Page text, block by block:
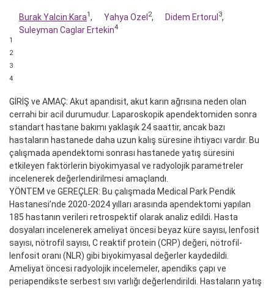
Burak Yalcin Kara1 , Yahya Ozel2, Didem Ertorul3,
Suleyman Caglar Ertekin4
1
2
3
4
GİRİŞ ve AMAÇ: Akut apandisit, akut karın ağrısına neden olan
cerrahi bir acil durumudur. Laparoskopik apendektomiden sonra
standart hastane bakımı yaklaşık 24 saattir, ancak bazı
hastaların hastanede daha uzun kalış süresine ihtiyacı vardır. Bu
çalışmada apendektomi sonrası hastanede yatış süresini
etkileyen faktörlerin biyokimyasal ve radyolojik parametreler
incelenerek değerlendirilmesi amaçlandı.
YÖNTEM ve GEREÇLER: Bu çalışmada Medical Park Pendik
Hastanesi’nde 2020-2024 yılları arasında apendektomi yapılan
185 hastanın verileri retrospektif olarak analiz edildi. Hasta
dosyaları incelenerek ameliyat öncesi beyaz küre sayısı, lenfosit
sayısı, nötrofil sayısı, C reaktif protein (CRP) değeri, nötrofil-
lenfosit oranı (NLR) gibi biyokimyasal değerler kaydedildi.
Ameliyat öncesi radyolojik incelemeler, apendiks çapı ve
periapendikste serbest sıvı varlığı değerlendirildi. Hastaların yatış